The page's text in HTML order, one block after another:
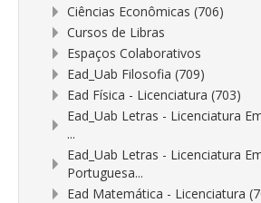
Ciências Econômicas (706)
Cursos de Libras
Espaços Colaborativos
Ead_Uab Filosofia (709)
Ead Física - Licenciatura (703)
Ead_Uab Letras - Licenciatura
...
Ead_Uab Letras - Licenciatura
Portuguesa...
Ead Matemática - Licenciatura